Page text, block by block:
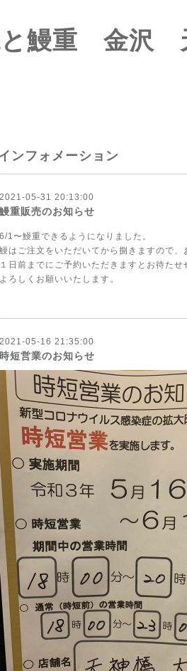
と鰻重 金沢
ンフォメーション
2021-05-31 20:13:00
鰻重販売のお知らせ
6/1〜鰻重できるようになりました。
鰻はご注文をいただいてから捌きますので、
１日前までにご予約いただきますとお待たせ
よろしくお願いいたします。
2021-05-16 21:35:00
時短営業のお知らせ